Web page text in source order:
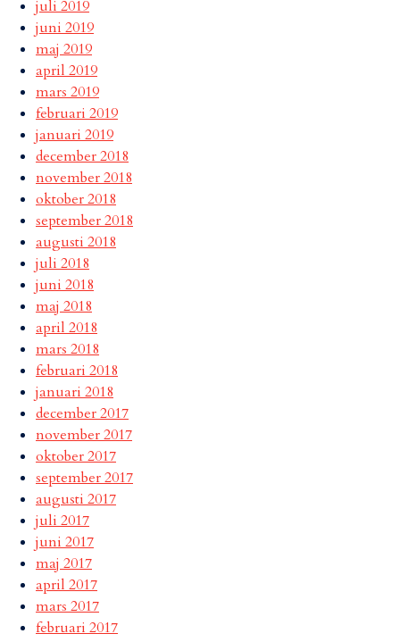
juli 2019
juni 2019
maj 2019
april 2019
mars 2019
februari 2019
januari 2019
december 2018
november 2018
oktober 2018
september 2018
augusti 2018
juli 2018
juni 2018
maj 2018
april 2018
mars 2018
februari 2018
januari 2018
december 2017
november 2017
oktober 2017
september 2017
augusti 2017
juli 2017
juni 2017
maj 2017
april 2017
mars 2017
februari 2017